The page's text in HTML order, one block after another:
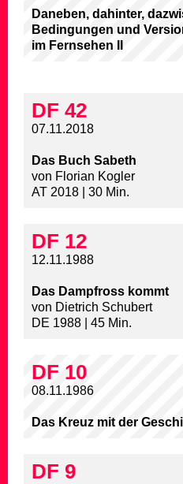
Daneben, dahinter,
Bedingungen und
im Fernsehen II
DF 42
07.11.2018
Das Buch Sabeth
von Florian Kogler
AT 2018 | 30 Min.
DF 12
12.11.1988
Das Dampfross kommt
von Dietrich Schubert
DE 1988 | 45 Min.
DF 10
08.11.1986
Das Kreuz mit der
DF 9